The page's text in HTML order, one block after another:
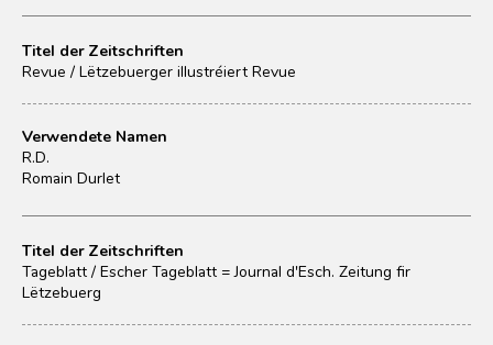
Titel der Zeitschriften
Revue / Lëtzebuerger illustréiert Revue
Verwendete Namen
R.D.
Romain Durlet
Titel der Zeitschriften
Tageblatt / Escher Tageblatt = Journal d'Esch. Zeitung fir
Lëtzebuerg